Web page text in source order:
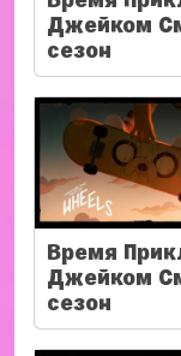
Джейком
сезон
Время
Джейком
сезон